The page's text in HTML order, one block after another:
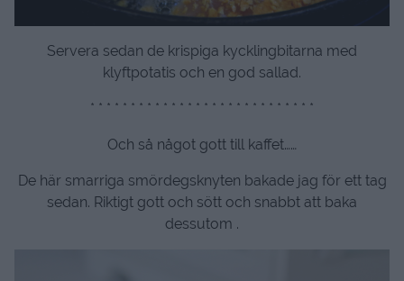
Servera sedan de krispiga kycklingbitarna med
klyftpotatis och en god sallad.
* * * * * * * * * * * * * * * * * * * * * * * * * * * *
Och så något gott till kaffet……
De här smarriga smördegsknyten bakade jag för ett tag
sedan. Riktigt gott och sött och snabbt att baka
dessutom .